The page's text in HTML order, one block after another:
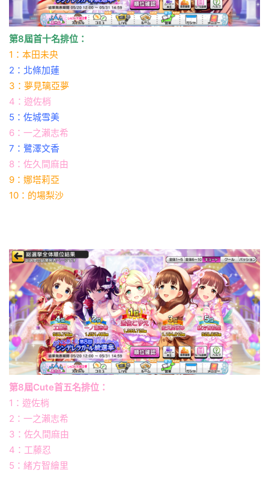
第8屆首十名排位：
1：本田未央
2：北條加蓮
3：夢見璃亞夢
4：遊佐梢
5：佐城雪美
6：一之瀨志希
7：鷺澤文香
8：佐久間麻由
9：娜塔莉亞
10：的場梨沙
第8屆Cute首五名排位：
1：遊佐梢
2：一之瀨志希
3：佐久間麻由
4：工藤忍
5：緒方智繪里